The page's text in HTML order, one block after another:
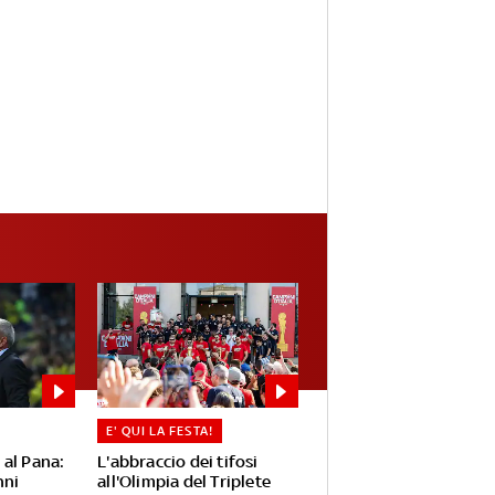
Pana:
L'abbraccio dei tifosi
all'Olimpia del Triplete
E' QUI LA FESTA!